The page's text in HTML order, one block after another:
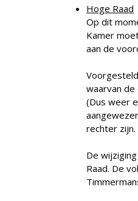
Hoge Raad
Op dit
Kamer
aan de
waarvan
(Dus weer
rechter zijn.
De
Raad. De